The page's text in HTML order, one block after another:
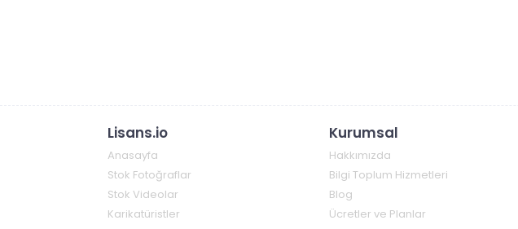
Lisans.io
Anasayfa
Stok Fotoğraflar
Stok Videolar
Karikatüristler
Kurumsal
Hakkımızda
Bilgi Toplum Hizmetleri
Blog
Ücretler ve Planlar